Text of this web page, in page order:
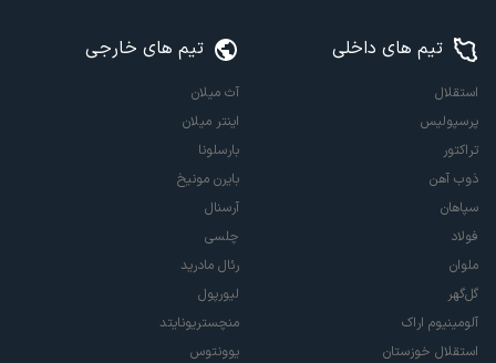
تیم های داخلی
استقلال
پرسپولیس
تراکتور
ذوب آهن
سپاهان
فولاد
ملوان
گل‌گهر
آلومینیوم اراک
استقلال خوزستان
تیم های خارجی
آث میلان
اینتر میلان
بارسلونا
بایرن مونیخ
آرسنال
چلسی
رئال مادرید
لیورپول
منچستریونایتد
یوونتوس